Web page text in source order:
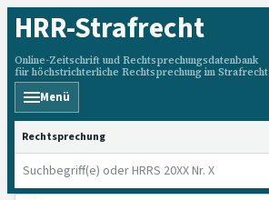
HRR-Strafrecht
Online-Zeitschrift und Rechtsprechungsdatenbank
für höchstrichterliche Rechtsprechung im Strafrecht
Menü
HRRS durchsuchen